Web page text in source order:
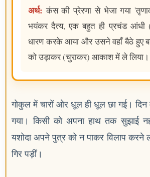
अर्थ: कंस की प्रेरणा से भेजा गया
भयंकर दैत्य, एक बहुत ही प्रचंड आंधी
धारण करके आया और उसने वहाँ बैठे हुए
को उड़ाकर (चुराकर) आकाश में ले लिया।
गोकुल में चारों ओर धूल ही धूल छा गई। दिन
गया। किसी को अपना हाथ तक सुझाई
यशोदा अपने पुत्र को न पाकर विलाप करने
गिर पड़ीं।